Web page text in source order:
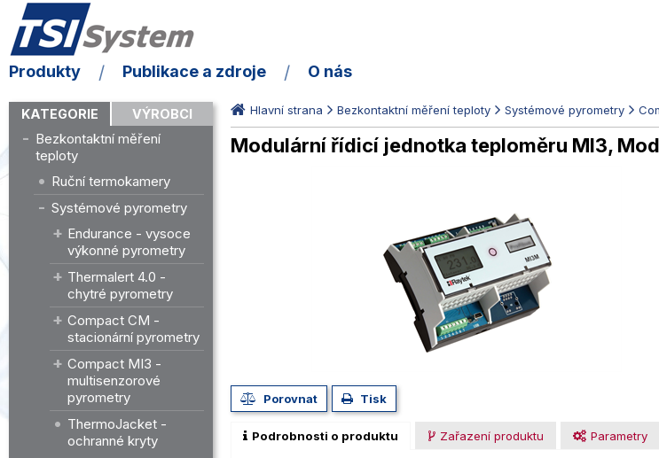
Produkty Publikace a zdroje O nás
KATEGORIE VÝROBCI
Bezkontaktní měření
teploty
Ruční termokamery
Systémové pyrometry
Endurance - vysoce
výkonné pyrometry
Thermalert 4.0 -
chytré pyrometry
Compact CM -
stacionární pyrometry
Compact MI3 -
multisenzorové
pyrometry
ThermoJacket -
ochranné kryty
Hlavní strana Bezkontaktní měření teploty Systémové pyrometry
Modulární řídicí jednotka teploměru MI3,
Porovnat Tisk
Podrobnosti o produktu Zařazení produktu Parametry